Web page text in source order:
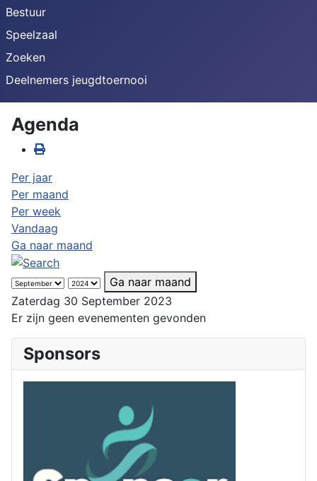
Bestuur
Speelzaal
Zoeken
Deelnemers jeugdtoernooi
Agenda
Per jaar
Per maand
Per week
Vandaag
Ga naar maand
Ga naar maand
Zaterdag 30 September 2023
Er zijn geen evenementen gevonden
Sponsors